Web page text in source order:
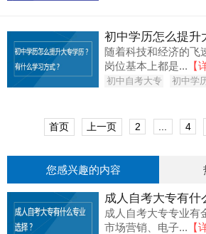
随着科技和经济的飞
岗位基本上都是... 【
初中自考大专 初中学
首页 上一页 2 ... 4
您感兴趣的内容
成人自考大专有什
成人自考大专专业有
市场营销、电子... 【